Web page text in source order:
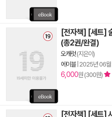
[전자책] [세트]
(총2권/완결)
오캐럿(지은이)
에이블| 2025년 06월
6,000원 (300원)
[전자책] [세트]